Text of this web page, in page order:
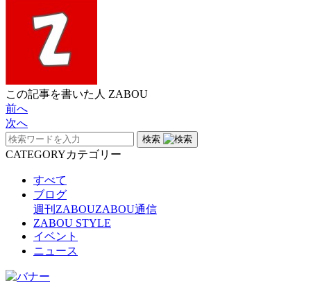
この記事を書いた人 ZABOU
前へ
次へ
検索
CATEGORYカテゴリー
すべて
ブログ
週刊ZABOUZABOU通信
ZABOU STYLE
イベント
ニュース